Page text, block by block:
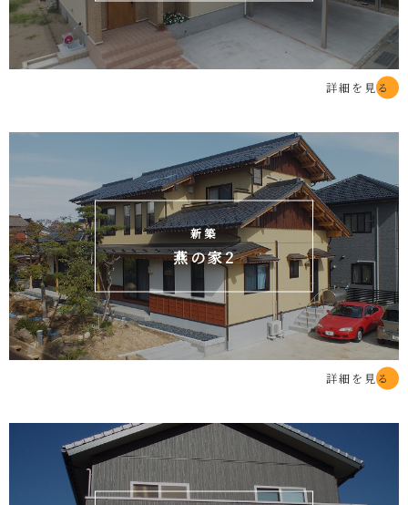
詳細を見る
新築
燕の家2
詳細を見る